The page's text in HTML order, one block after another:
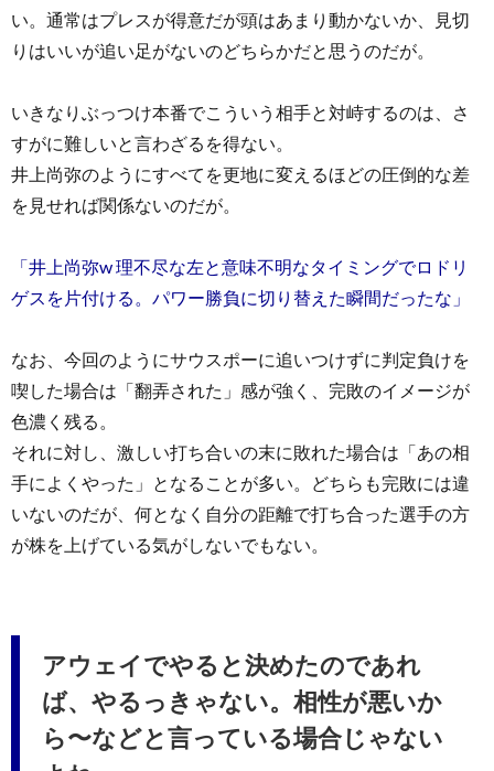
い。通常はプレスが得意だが頭はあまり動かないか、見切
りはいいが追い足がないのどちらかだと思うのだが。
いきなりぶっつけ本番でこういう相手と対峙するのは、さ
すがに難しいと言わざるを得ない。
井上尚弥のようにすべてを更地に変えるほどの圧倒的な差
を見せれば関係ないのだが。
「井上尚弥w 理不尽な左と意味不明なタイミングでロドリ
ゲスを片付ける。パワー勝負に切り替えた瞬間だったな」
なお、今回のようにサウスポーに追いつけずに判定負けを
喫した場合は「翻弄された」感が強く、完敗のイメージが
色濃く残る。
それに対し、激しい打ち合いの末に敗れた場合は「あの相
手によくやった」となることが多い。どちらも完敗には違
いないのだが、何となく自分の距離で打ち合った選手の方
が株を上げている気がしないでもない。
アウェイでやると決めたのであれ
ば、やるっきゃない。相性が悪いか
ら〜などと言っている場合じゃない